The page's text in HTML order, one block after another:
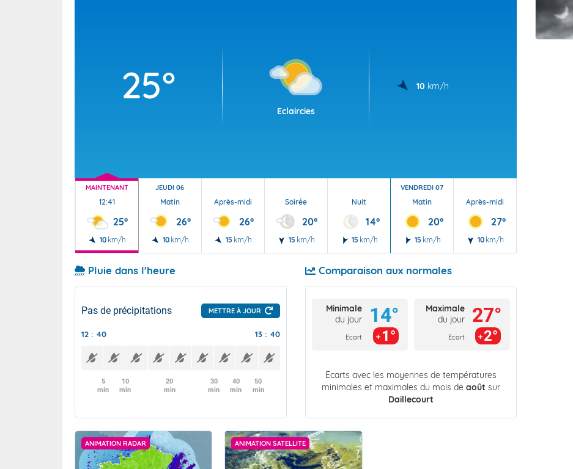
25°
Eclaircies
10 km/h
MAINTENANT
12:41
25°
10 km/h
JEUDI 06
Matin
26°
10 km/h
Après-midi
26°
15 km/h
Soirée
20°
15 km/h
Nuit
14°
15 km/h
VENDREDI 07
Matin
20°
15 km/h
Après-midi
27°
10 km/h
Pluie dans l'heure
Pas de précipitations METTRE À JOUR
12 : 40 13 : 40
5
min
10
min
20
min
30
min
40
min
50
min
Comparaison aux normales
Minimale
du jour
Ecart
14°
1°
Maximale
du jour
Ecart
27°
2°
Écarts avec les moyennes de températures
minimales et maximales du mois de août sur
Daillecourt
ANIMATION RADAR ANIMATION SATELLITE